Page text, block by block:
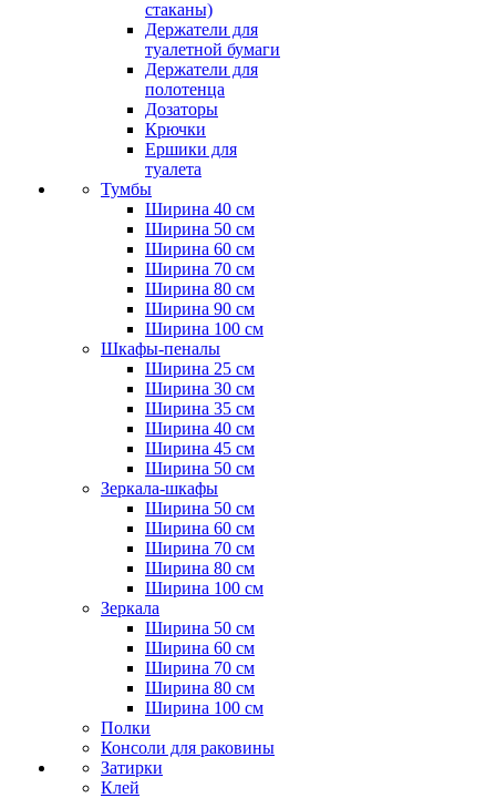
стаканы)
Держатели для
туалетной бумаги
Держатели для
полотенца
Дозаторы
Крючки
Ершики для
туалета
Тумбы
Ширина 40 см
Ширина 50 см
Ширина 60 см
Ширина 70 см
Ширина 80 см
Ширина 90 см
Ширина 100 см
Шкафы-пеналы
Ширина 25 см
Ширина 30 см
Ширина 35 см
Ширина 40 см
Ширина 45 см
Ширина 50 см
Зеркала-шкафы
Ширина 50 см
Ширина 60 см
Ширина 70 см
Ширина 80 см
Ширина 100 см
Зеркала
Ширина 50 см
Ширина 60 см
Ширина 70 см
Ширина 80 см
Ширина 100 см
Полки
Консоли для раковины
Затирки
Клей